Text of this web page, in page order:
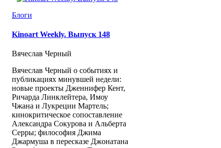
Блоги
Kinoart Weekly. Выпуск 148
Вячеслав Черный
Вячеслав Черный о событиях и
публикациях минувшей недели:
новые проекты Дженнифер Кент,
Ричарда Линклейтера, Имоу
Чжана и Лукреции Мартель;
кинокритическое сопоставление
Александра Сокурова и Альберта
Серры; философия Джима
Джармуша в пересказе Джонатана